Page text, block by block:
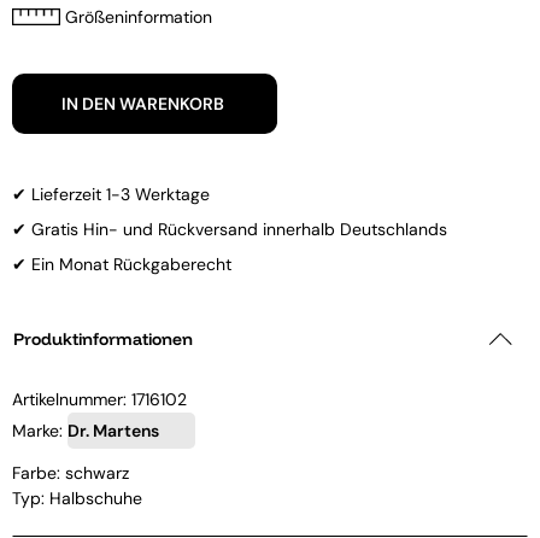
Größeninformation
IN DEN WARENKORB
✔ Lieferzeit 1-3 Werktage
✔ Gratis Hin- und Rückversand innerhalb Deutschlands
✔ Ein Monat Rückgaberecht
Produktinformationen
Artikelnummer: 1716102
Marke: Dr. Martens
Farbe: schwarz
Typ: Halbschuhe